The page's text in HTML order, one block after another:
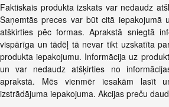
Faktiskais produkta izskats var nedaudz
Saņemtās preces var būt citā iepakojumā
atškirties pēc formas. Aprakstā sniegtā
vispārīga un tādēļ tā nevar tikt uzskatīta
produkta iepakojumu. Informācija uz
un var nedaudz atšķirties no
aprakstā. Mēs vienmēr iesakām lasīt
izstrādājuma iepakojuma. Akcijas preču